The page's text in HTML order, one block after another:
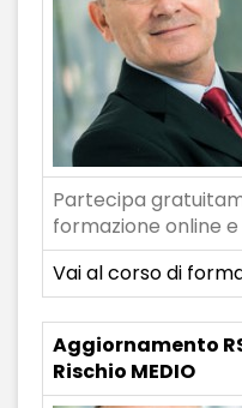
Partecipa
formazione online
Vai al corso di
Aggiornamento
Rischio MEDIO